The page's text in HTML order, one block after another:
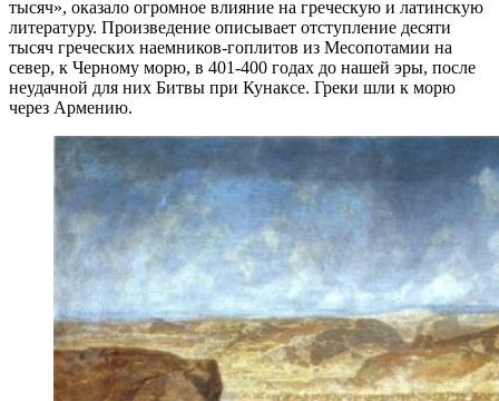
тысяч», оказало огромное влияние на греческую и латинскую
литературу. Произведение описывает отступление десяти
тысяч греческих наемников-гоплитов из Месопотамии на
север, к Черному морю, в 401-400 годах до нашей эры, после
неудачной для них Битвы при Кунаксе. Греки шли к морю
через Армению.